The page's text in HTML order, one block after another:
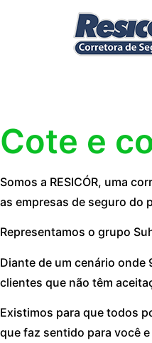
Cote e
Somos a RESICÓR, uma
as empresas de seguro do
Representamos o grupo
Diante de um cenário onde
clientes que não têm
Existimos para que todos
que faz sentido para você